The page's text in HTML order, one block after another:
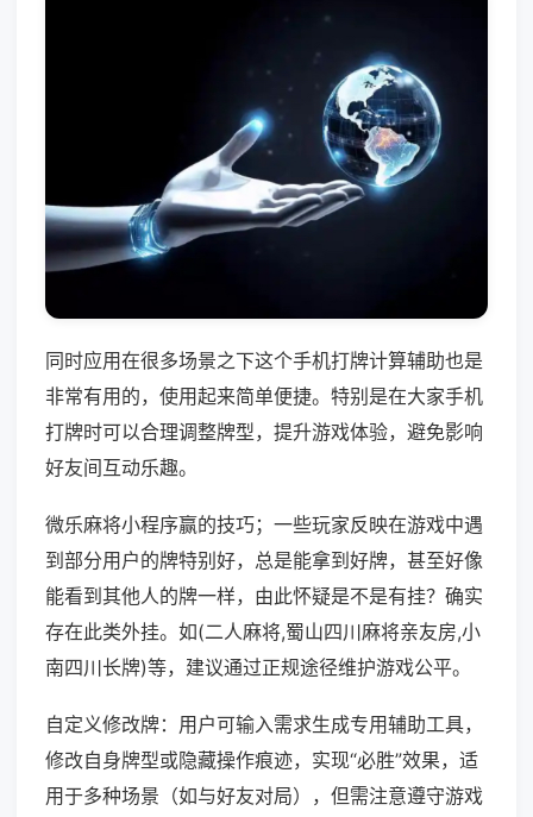
同时应用在很多场景之下这个手机打牌计算辅助也是
非常有用的，使用起来简单便捷。特别是在大家手机
打牌时可以合理调整牌型，提升游戏体验，避免影响
好友间互动乐趣。
微乐麻将小程序赢的技巧；一些玩家反映在游戏中遇
到部分用户的牌特别好，总是能拿到好牌，甚至好像
能看到其他人的牌一样，由此怀疑是不是有挂？确实
存在此类外挂。如(二人麻将,蜀山四川麻将亲友房,小
南四川长牌)等，建议通过正规途径维护游戏公平。
自定义修改牌：用户可输入需求生成专用辅助工具，
修改自身牌型或隐藏操作痕迹，实现“必胜”效果，适
用于多种场景（如与好友对局），但需注意遵守游戏